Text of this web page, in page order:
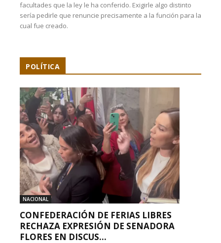
facultades que la ley le ha conferido. Exigirle algo distinto
sería pedirle que renuncie precisamente a la función para la
cual fue creado.
POLÍTICA
NACIONAL
CONFEDERACIÓN DE FERIAS LIBRES
RECHAZA EXPRESIÓN DE SENADORA
FLORES EN DISCUS...